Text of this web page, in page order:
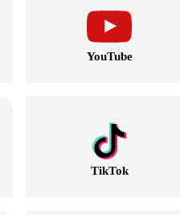
YouTube
TikTok